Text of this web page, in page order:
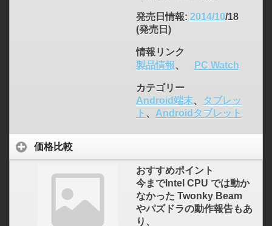
発売日情報: 2014/10/18
(発売日)
情報リンク
製品情報、 PC Watch
カテゴリー
Android端末、
タブレッ
ト 、 Androidタブレット
価格比較
おすすめポイント
今までIntel CPU では動か
なかった Twonky Beam
やパズドラの動作報告もあ
り、